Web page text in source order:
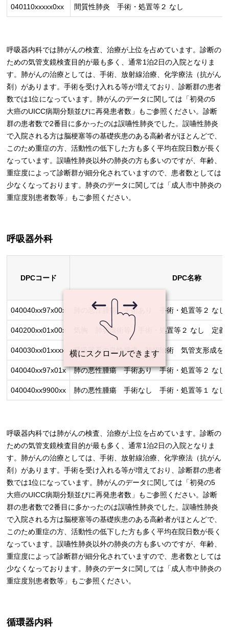
040110xxxxx0xx 間質性肺炎 手術・処置等２ なし
呼吸器内科では肺がんの検査、治療が上位を占めています。診断の
ための気管支鏡検査目的が最も多く、通常1泊2日の入院となりま
す。肺がんの治療としては、手術、放射線治療、化学療法（抗がん
剤）があります。手術を受け入れる等が増えており、診断群の患者
数では1位になっています。肺がんのデータに関しては「初発の5
大癌のUICC病期分類並びに再発患者数」もご参照ください。診断
群の患者数で2番目に多かったのは誤嚥性肺炎でした。誤嚥性肺炎
で入院される方は脳梗塞等の基礎疾患のある高齢者がほとんどで、
このため重症の方、活動性の低下した方も多く平均在院日数が長く
なっています。誤嚥性肺炎以外の肺炎の方も多いのですが、年齢、
重症度によって診断群が細分化されていますので、患者数としては
少なくなっております。肺炎のデータに関しては「成人市中肺炎の
重症度別患者数等」もご参照ください。
呼吸器外科
DPCコード DPC名称
040040xx97x00x 肺の悪性腫瘍 手術あり 手術・処置等２ な
040200xx01x00x 気胸 肺切除術等 手術・処置等２ なし 定義
040030xx01xxxx 呼吸器系の良性腫瘍 肺切除術 気管支形成を
040040xx97x01x 肺の悪性腫瘍 手術あり 手術・処置等２ な
040040xx9900xx 肺の悪性腫瘍 手術なし 手術・処置等１ な
呼吸器内科では肺がんの検査、治療が上位を占めています。診断の
ための気管支鏡検査目的が最も多く、通常1泊2日の入院となりま
す。肺がんの治療としては、手術、放射線治療、化学療法（抗がん
剤）があります。手術を受け入れる等が増えており、診断群の患者
数では1位になっています。肺がんのデータに関しては「初発の5
大癌のUICC病期分類並びに再発患者数」もご参照ください。診断
群の患者数で2番目に多かったのは誤嚥性肺炎でした。誤嚥性肺炎
で入院される方は脳梗塞等の基礎疾患のある高齢者がほとんどで、
このため重症の方、活動性の低下した方も多く平均在院日数が長く
なっています。誤嚥性肺炎以外の肺炎の方も多いのですが、年齢、
重症度によって診断群が細分化されていますので、患者数としては
少なくなっております。肺炎のデータに関しては「成人市中肺炎の
重症度別患者数等」もご参照ください。
循環器内科